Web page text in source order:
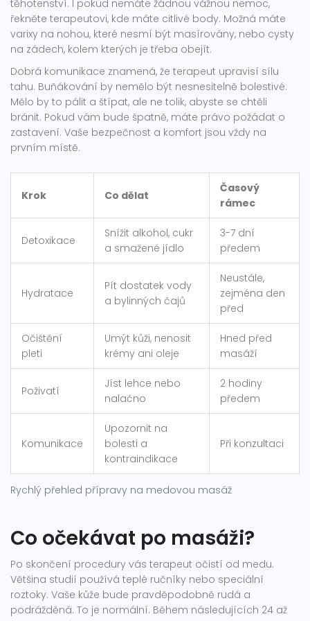
těhotenství. I pokud nemáte žádnou vážnou nemoc,
řekněte terapeutovi, kde máte citlivé body. Možná máte
varixy na nohou, které nesmí být masírovány, nebo cysty
na zádech, kolem kterých je třeba obejít.
Dobrá komunikace znamená, že terapeut upravisí sílu
tahu. Buňákování by nemělo být nesnesitelně bolestivé.
Mělo by to pálit a štípat, ale ne tolik, abyste se chtěli
bránit. Pokud vám bude špatně, máte právo požádat o
zastavení. Vaše bezpečnost a komfort jsou vždy na
prvním místě.
Rychlý přehled přípravy na medovou masáž
Krok Co dělat
Časový
rámec
Detoxikace
Snížit alkohol, cukr
a smažené jídlo
3-7 dní
předem
Hydratace
Pít dostatek vody
a bylinných čajů
Neustále,
zejména den
před
Očištění
pleti
Umýt kůži, nenosit
krémy ani oleje
Hned před
masáží
Poživatí
Jíst lehce nebo
nalačno
2 hodiny
předem
Komunikace
Upozornit na
bolesti a
kontraindikace
Při konzultaci
Co očekávat po masáži?
Po skončení procedury vás terapeut očistí od medu.
Většina studií používá teplé ručníky nebo speciální
roztoky. Vaše kůže bude pravděpodobně rudá a
podrážděná. To je normální. Během následujících 24 až